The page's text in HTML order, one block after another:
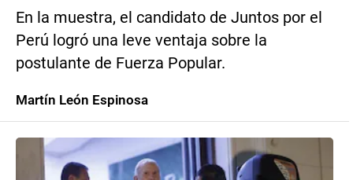
En la muestra, el candidato de Juntos por el
Perú logró una leve ventaja sobre la
postulante de Fuerza Popular.
Martín León Espinosa